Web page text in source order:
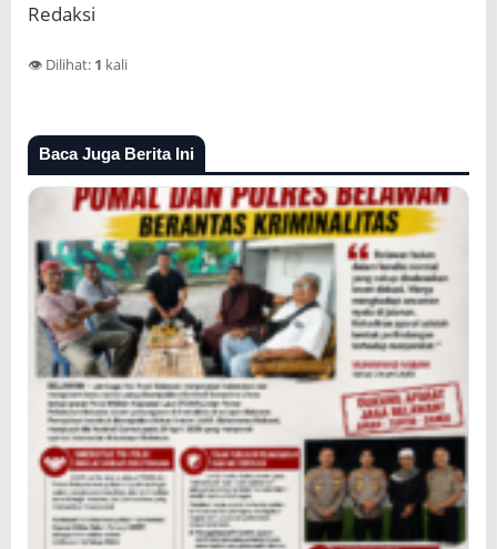
Redaksi
👁️ Dilihat: 1 kali
Baca Juga Berita Ini